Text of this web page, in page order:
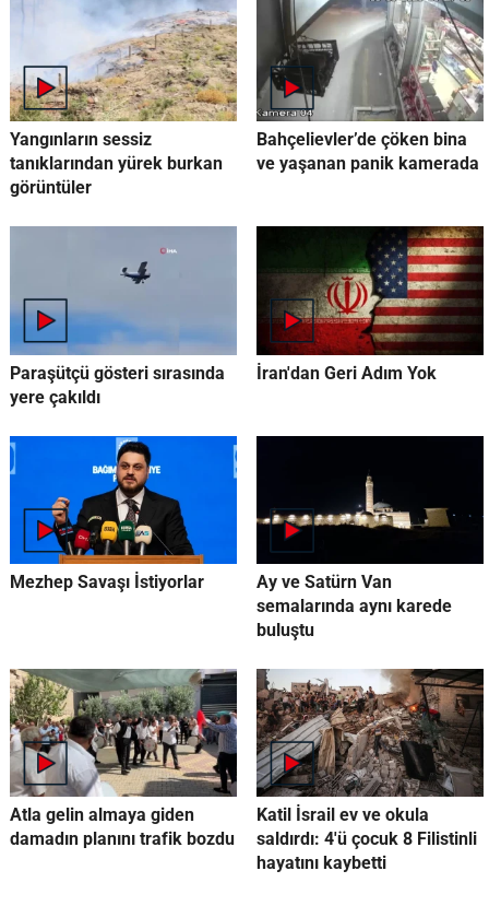
Yangınların sessiz
tanıklarından yürek burkan
görüntüler
Bahçelievler’de çöken bina
ve yaşanan panik kamerada
Paraşütçü gösteri sırasında
yere çakıldı
İran'dan Geri Adım Yok
Mezhep Savaşı İstiyorlar
Ay ve Satürn Van
semalarında aynı karede
buluştu
Atla gelin almaya giden
damadın planını trafik bozdu
Katil İsrail ev ve okula
saldırdı: 4'ü çocuk 8 Filistinli
hayatını kaybetti